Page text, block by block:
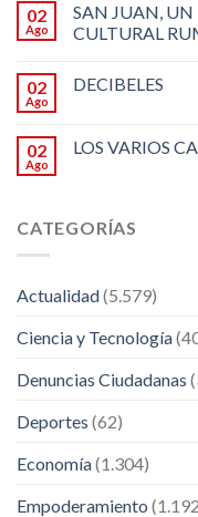
02
Ago
SAN JUAN, UN
CULTURAL
02
Ago
DECIBELES
02
Ago
LOS VARIOS
CATEGORÍAS
Actualidad(5.579)
Ciencia y Tecnología
Denuncias Ciudadanas
Deportes (62)
Economía(1.304)
Empoderamiento